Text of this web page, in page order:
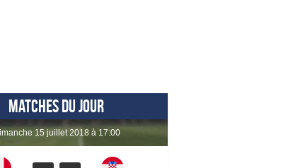
MATCHES DU JOUR
dimanche 15 juillet 2018 à 17:00